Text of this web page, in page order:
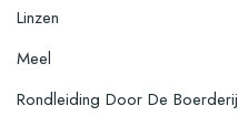
Linzen
Meel
Rondleiding Door De Boerderij